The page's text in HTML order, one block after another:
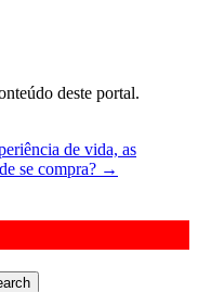
deste portal.
de vida, as
se compra? →